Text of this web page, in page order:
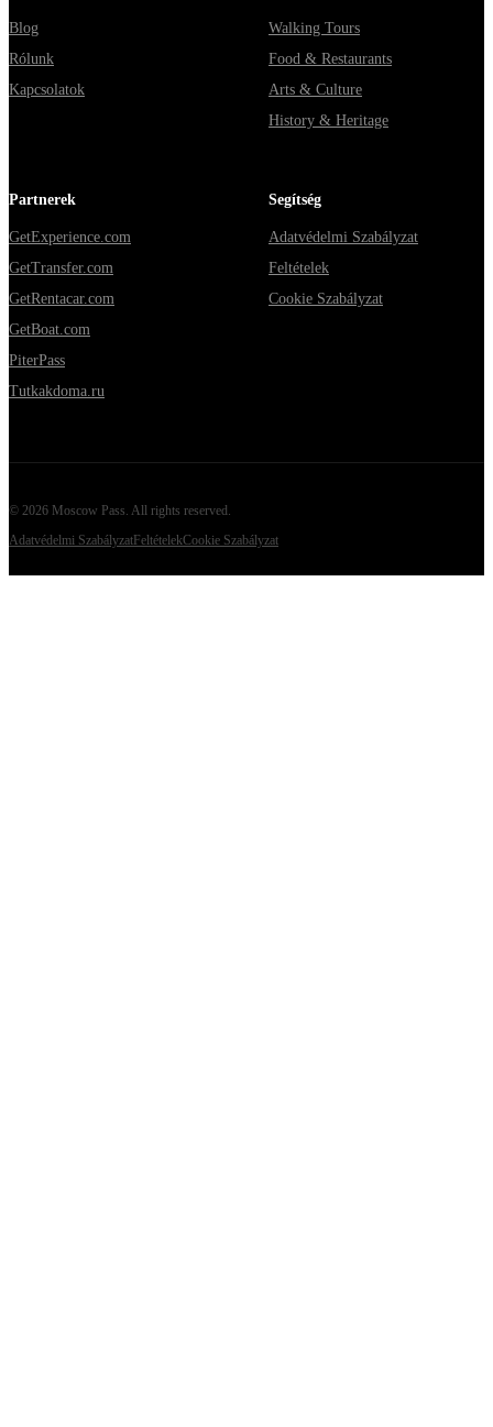
Blog
Rólunk
Kapcsolatok
Walking Tours
Food & Restaurants
Arts & Culture
History & Heritage
Partnerek
GetExperience.com
GetTransfer.com
GetRentacar.com
GetBoat.com
PiterPass
Tutkakdoma.ru
Segítség
Adatvédelmi Szabályzat
Feltételek
Cookie Szabályzat
© 2026 Moscow Pass . All rights reserved.
Adatvédelmi SzabályzatFeltételekCookie Szabályzat